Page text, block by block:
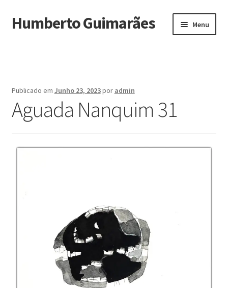
Ir
para
Saltar
para
Humberto Guimarães Menu
Obras
Publicado em Junho 23, 2023por admin
Aguada Nanquim 31